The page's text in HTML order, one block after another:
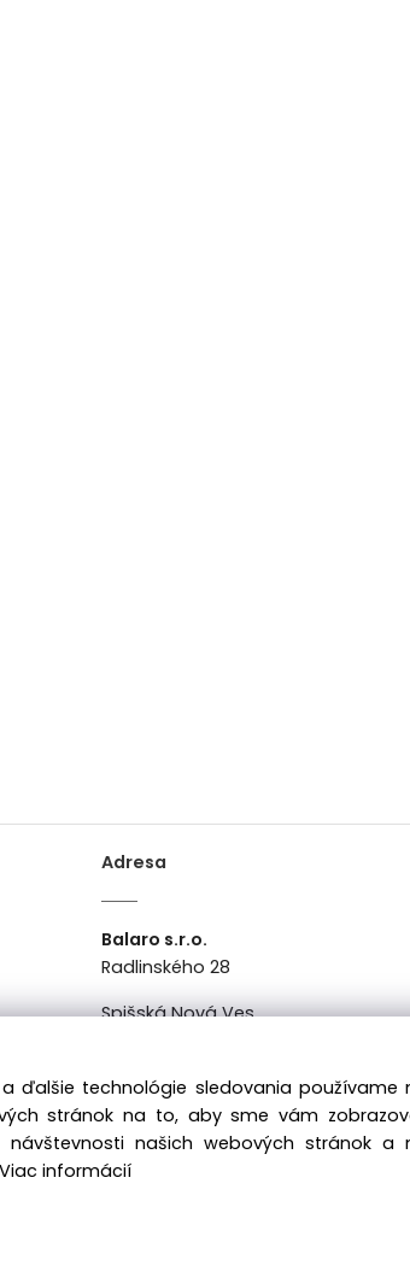
Adresa
Balaro s.r.o.
Radlinského 28
Spišská Nová Ves
ďalšie technológie sledovania používame
stránok na to, aby sme vám
našich webových stránok a
Viac informácií